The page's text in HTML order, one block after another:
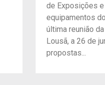
de Exposições
equipamentos
última reunião
Lousã, a 26 de
propostas...